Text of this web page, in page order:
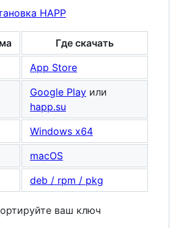
Где скачать
App Store
Google Play или
happ.su
Windows x64
macOS
deb / rpm / pkg
ваш ключ